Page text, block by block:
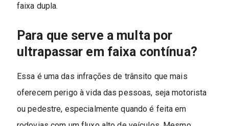
faixa dupla.
Para que serve a multa por
ultrapassar em faixa contínua?
Essa é uma das infrações de trânsito que mais
oferecem perigo à vida das pessoas, seja motorista
ou pedestre, especialmente quando é feita em